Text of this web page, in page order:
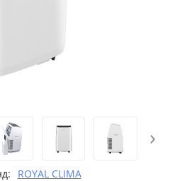
›
ROYAL CLIMA